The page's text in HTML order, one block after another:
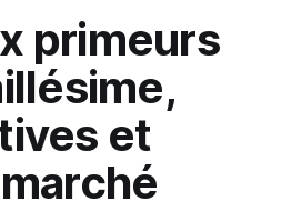
primeurs
et